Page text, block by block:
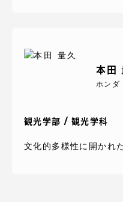
本田
ホンダ
観光学部 / 観光学科
文化的多様性に開かれ